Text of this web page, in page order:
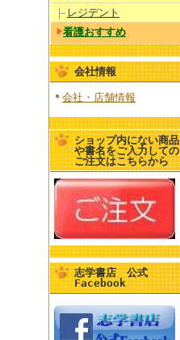
レジデント
看護おすすめ
会社情報
会社・店舗情報
ショップ内にない商品
や書名をご入力しての
ご注文はこちらから
志学書店 公式
Facebook